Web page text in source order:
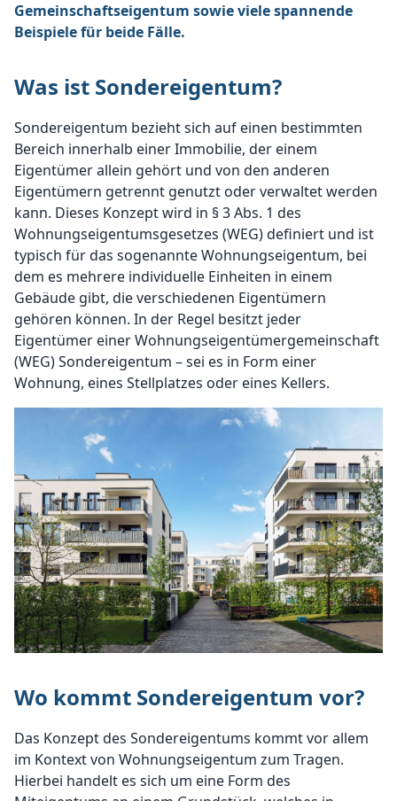
Gemeinschaftseigentum sowie viele spannende
Beispiele für beide Fälle.
Was ist Sondereigentum?
Sondereigentum bezieht sich auf einen bestimmten
Bereich innerhalb einer Immobilie, der einem
Eigentümer allein gehört und von den anderen
Eigentümern getrennt genutzt oder verwaltet werden
kann. Dieses Konzept wird in § 3 Abs. 1 des
Wohnungseigentumsgesetzes (WEG) definiert und ist
typisch für das sogenannte Wohnungseigentum, bei
dem es mehrere individuelle Einheiten in einem
Gebäude gibt, die verschiedenen Eigentümern
gehören können. In der Regel besitzt jeder
Eigentümer einer Wohnungseigentümergemeinschaft
(WEG) Sondereigentum – sei es in Form einer
Wohnung, eines Stellplatzes oder eines Kellers.
Wo kommt Sondereigentum vor?
Das Konzept des Sondereigentums kommt vor allem
im Kontext von Wohnungseigentum zum Tragen.
Hierbei handelt es sich um eine Form des